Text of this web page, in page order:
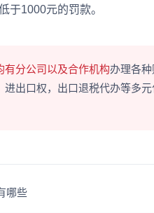
于1000元的罚款。
有分公司以及合作机构办理各
出口权，出口退税代办等多
哪些